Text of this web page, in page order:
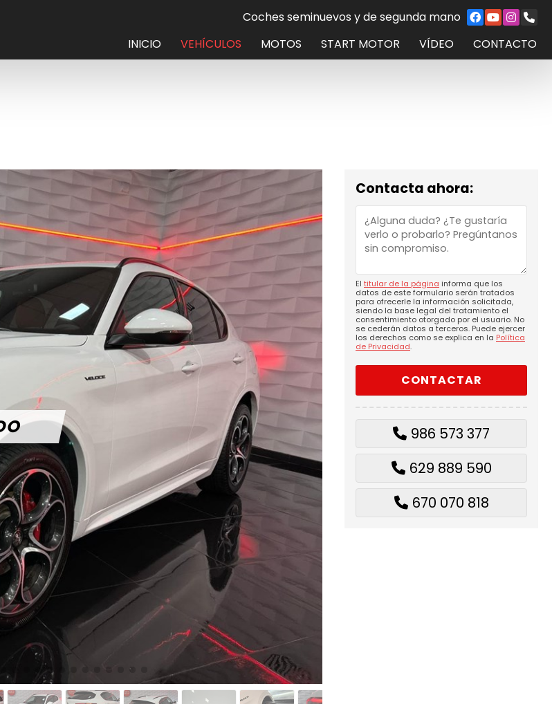
Coches seminuevos y de segunda mano
INICIO
VEHÍCULOS MOTOS START MOTOR VÍDEO CONTACTO
Contacta ahora:
El titular de la página informa que los
datos de este formulario serán tratados
para ofrecerle la información solicitada,
siendo la base legal del tratamiento el
consentimiento otorgado por el usuario. No
se cederán datos a terceros. Puede ejercer
los derechos como se explica en la Política
de Privacidad.
986 573 377
629 889 590
670 070 818